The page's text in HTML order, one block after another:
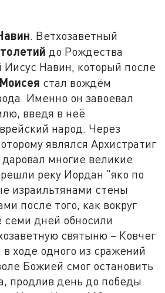
. Ветхозаветный
до Рождества
Иисус Навин, который после
стал вождём
Именно он завоевал
введя в неё
народ. Через
являлся Архистратиг
многие великие
реку Иордан "яко по
израильтянами стены
после того, как вокруг
семи дней обносили
святыню – Ковчег
ходе одного из сражений
Божией смог остановить
продлив день до победы.